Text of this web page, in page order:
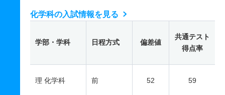
化学科の入試情報を見る
学部・学科 日程方式 偏差値
共通テスト
得点率
理 化学科 前 52 59